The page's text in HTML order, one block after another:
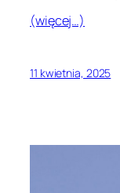
(więcej…)
11 kwietnia, 2025